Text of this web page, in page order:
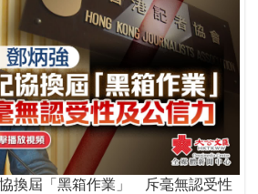
協換屆「黑箱作業」 斥毫無認受性